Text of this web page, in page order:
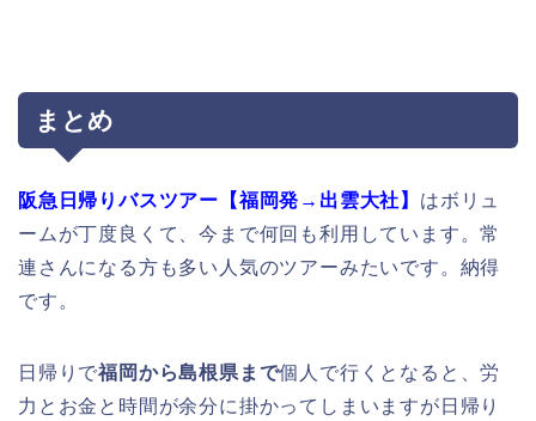
まとめ
阪急日帰りバスツアー【福岡発→出雲大社】 はボリュ
ームが丁度良くて、今まで何回も利用しています。常
連さんになる方も多い人気のツアーみたいです。納得
です。
日帰りで福岡から島根県まで個人で行くとなると、労
力とお金と時間が余分に掛かってしまいますが日帰り